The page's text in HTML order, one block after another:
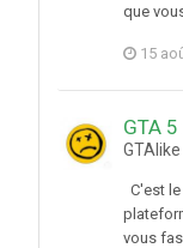
que
15
GTA
C'est
vous